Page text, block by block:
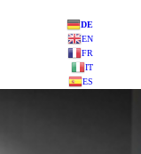
DE
EN
FR
IT
ES